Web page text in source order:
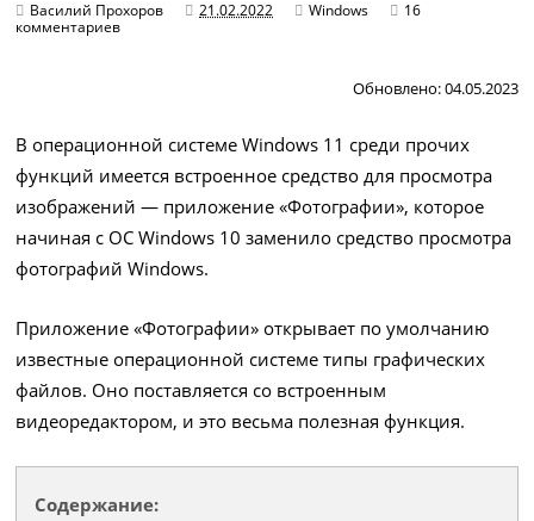
Василий Прохоров 21.02.2022 Windows
16
комментариев
Обновлено: 04.05.2023
В операционной системе Windows 11 среди прочих
функций имеется встроенное средство для просмотра
изображений — приложение «Фотографии», которое
начиная с ОС Windows 10 заменило средство просмотра
фотографий Windows.
Приложение «Фотографии» открывает по умолчанию
известные операционной системе типы графических
файлов. Оно поставляется со встроенным
видеоредактором, и это весьма полезная функция.
Содержание: